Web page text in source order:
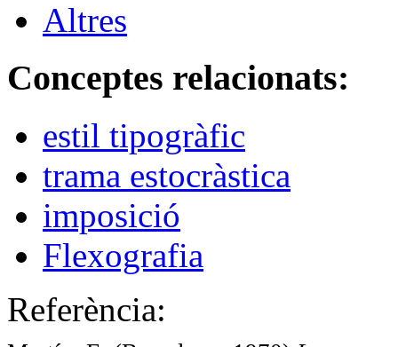
Altres
Conceptes relacionats:
estil tipogràfic
trama estocràstica
imposició
Flexografia
Referència: